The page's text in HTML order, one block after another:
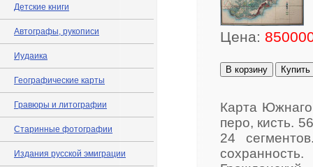
Детские книги
Автографы, рукописи
Иудаика
Географические карты
Гравюры и литографии
Старинные фотографии
Издания русской эмиграции
Цена:
В корзину Купить
Карта
перо, кисть.
24